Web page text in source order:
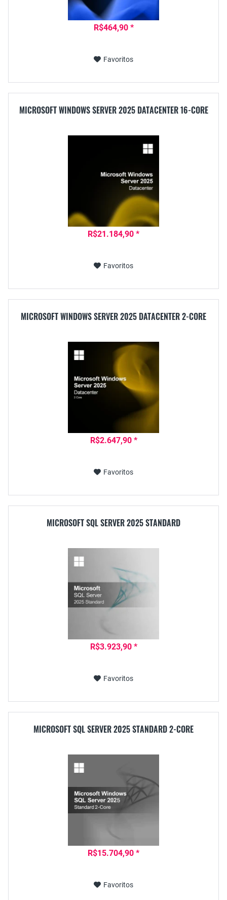
R$464,90 *
Favoritos
MICROSOFT WINDOWS SERVER 2025 DATACENTER 16-CORE
R$21.184,90 *
Favoritos
MICROSOFT WINDOWS SERVER 2025 DATACENTER 2-CORE
R$2.647,90 *
Favoritos
MICROSOFT SQL SERVER 2025 STANDARD
R$3.923,90 *
Favoritos
MICROSOFT SQL SERVER 2025 STANDARD 2-CORE
R$15.704,90 *
Favoritos